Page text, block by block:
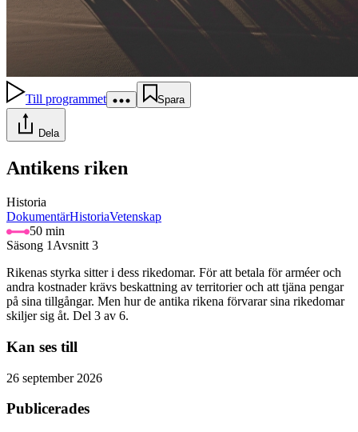
Till programmet Spara
Dela
Antikens riken
Historia
DokumentärHistoriaVetenskap
50 min
Säsong 1 Avsnitt 3
Rikenas styrka sitter i dess rikedomar. För att betala för arméer och
andra kostnader krävs beskattning av territorier och att tjäna pengar
på sina tillgångar. Men hur de antika rikena förvarar sina rikedomar
skiljer sig åt. Del 3 av 6.
Kan ses till
26 september 2026
Publicerades